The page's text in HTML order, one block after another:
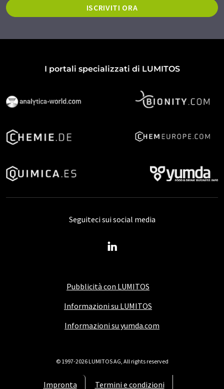
ISCRIVITI ORA
I portali specializzati di LUMITOS
Pubblicità con LUMITOS
Informazioni su LUMITOS
Informazioni su yumda.com
Impronta Termini e condizioni
Seguiteci sui social media
© 1997-2026 LUMITOS AG, All rights reserved